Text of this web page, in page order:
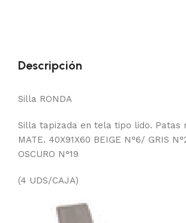
Descripción
Silla RONDA
Silla tapizada en tela tipo lido. Patas
MATE. 40X91X60 BEIGE N°6/ GRIS
OSCURO N°19
(4 UDS/CAJA)